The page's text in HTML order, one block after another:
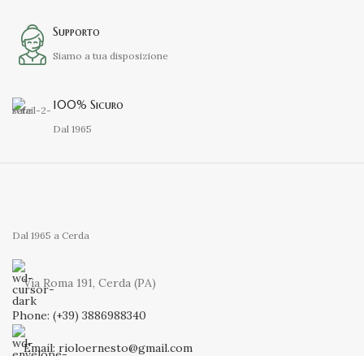
Supporto
Siamo a tua disposizione
100% Sicuro
Dal 1965
Dal 1965 a Cerda
Via Roma 191, Cerda (PA)
Phone: (+39) 3886988340
Email: rioloernesto@gmail.com